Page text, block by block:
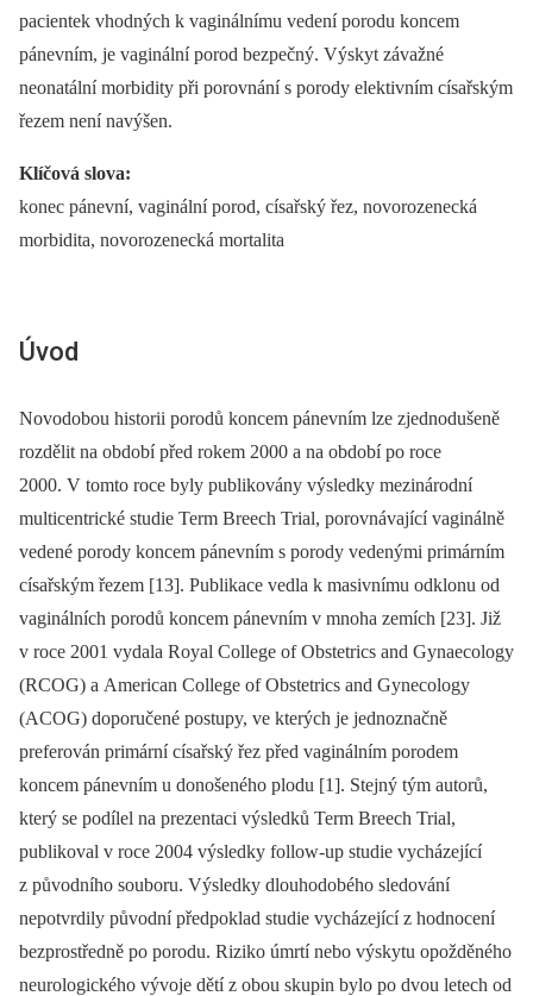
pacientek vhodných k vaginálnímu vedení porodu koncem
pánevním, je vaginální porod bezpečný. Výskyt závažné
neonatální morbidity při porovnání s porody elektivním císařským
řezem není navýšen.
Klíčová slova:
konec pánevní, vaginální porod, císařský řez, novorozenecká
morbidita, novorozenecká mortalita
Úvod
Novodobou historii porodů koncem pánevním lze zjednodušeně
rozdělit na období před rokem 2000 a na období po roce
2000. V tomto roce byly publikovány výsledky mezinárodní
multicentrické studie Term Breech Trial, porovnávající vaginálně
vedené porody koncem pánevním s porody vedenými primárním
císařským řezem [13]. Publikace vedla k masivnímu odklonu od
vaginálních porodů koncem pánevním v mnoha zemích [23]. Již
v roce 2001 vydala Royal College of Obstetrics and Gynaecology
(RCOG) a American College of Obstetrics and Gynecology
(ACOG) doporučené postupy, ve kterých je jednoznačně
preferován primární císařský řez před vaginálním porodem
koncem pánevním u donošeného plodu [1]. Stejný tým autorů,
který se podílel na prezentaci výsledků Term Breech Trial,
publikoval v roce 2004 výsledky follow-up studie vycházející
z původního souboru. Výsledky dlouhodobého sledování
nepotvrdily původní předpoklad studie vycházející z hodnocení
bezprostředně po porodu. Riziko úmrtí nebo výskytu opožděného
neurologického vývoje dětí z obou skupin bylo po dvou letech od